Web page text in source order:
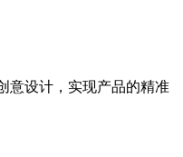
意设计，实现产品的精准